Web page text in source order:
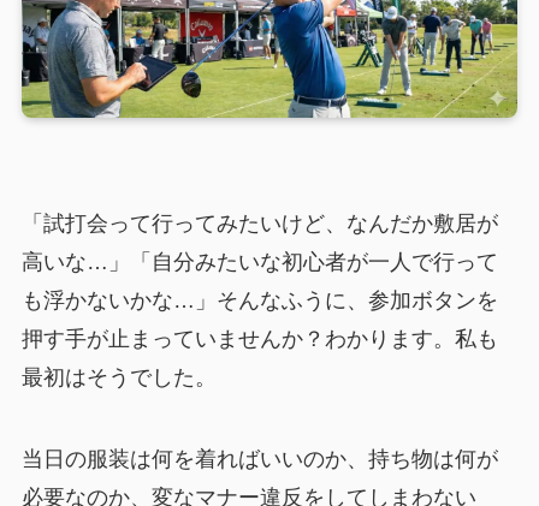
「試打会って行ってみたいけど、なんだか敷居が
高いな…」「自分みたいな初心者が一人で行って
も浮かないかな…」そんなふうに、参加ボタンを
押す手が止まっていませんか？わかります。私も
最初はそうでした。
当日の服装は何を着ればいいのか、持ち物は何が
必要なのか、変なマナー違反をしてしまわない